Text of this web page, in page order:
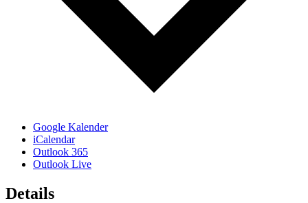
Google Kalender
iCalendar
Outlook 365
Outlook Live
Details